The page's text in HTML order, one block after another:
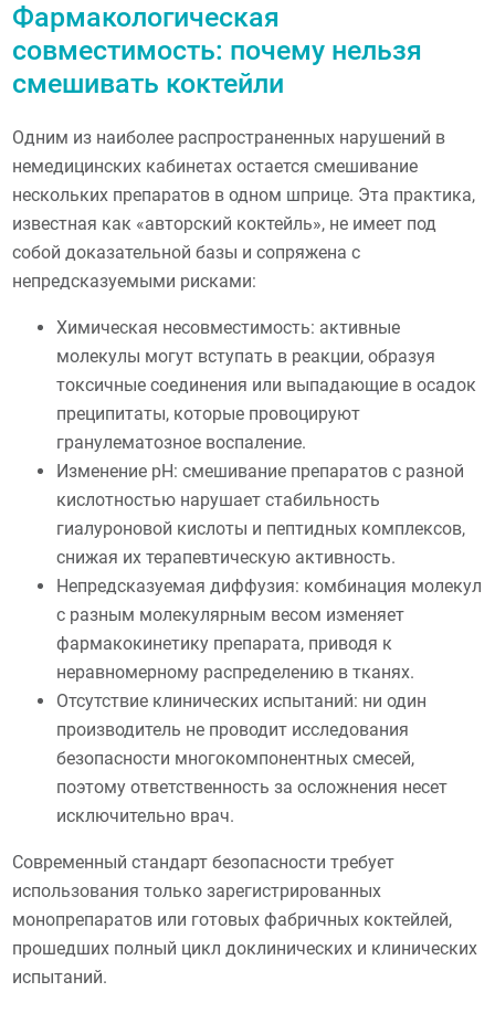
Фармакологическая
совместимость: почему нельзя
смешивать коктейли
Одним из наиболее распространенных нарушений в
немедицинских кабинетах остается смешивание
нескольких препаратов в одном шприце. Эта практика,
известная как «авторский коктейль», не имеет под
собой доказательной базы и сопряжена с
непредсказуемыми рисками:
Химическая несовместимость: активные
молекулы могут вступать в реакции, образуя
токсичные соединения или выпадающие в осадок
преципитаты, которые провоцируют
гранулематозное воспаление.
Изменение pH: смешивание препаратов с разной
кислотностью нарушает стабильность
гиалуроновой кислоты и пептидных комплексов,
снижая их терапевтическую активность.
Непредсказуемая диффузия: комбинация молекул
с разным молекулярным весом изменяет
фармакокинетику препарата, приводя к
неравномерному распределению в тканях.
Отсутствие клинических испытаний: ни один
производитель не проводит исследования
безопасности многокомпонентных смесей,
поэтому ответственность за осложнения несет
исключительно врач.
Современный стандарт безопасности требует
использования только зарегистрированных
монопрепаратов или готовых фабричных коктейлей,
прошедших полный цикл доклинических и клинических
испытаний.